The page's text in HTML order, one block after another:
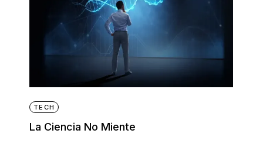
TECH
La Ciencia No Miente